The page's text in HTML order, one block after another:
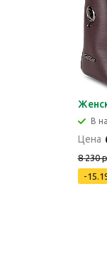
В
Цена
8 230
-